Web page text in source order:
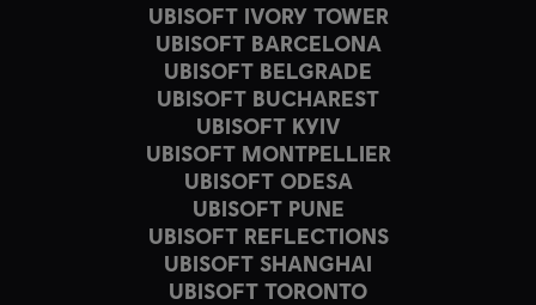
UBISOFT IVORY TOWER
UBISOFT BARCELONA
UBISOFT BELGRADE
UBISOFT BUCHAREST
UBISOFT KYIV
UBISOFT MONTPELLIER
UBISOFT ODESA
UBISOFT PUNE
UBISOFT REFLECTIONS
UBISOFT SHANGHAI
UBISOFT TORONTO